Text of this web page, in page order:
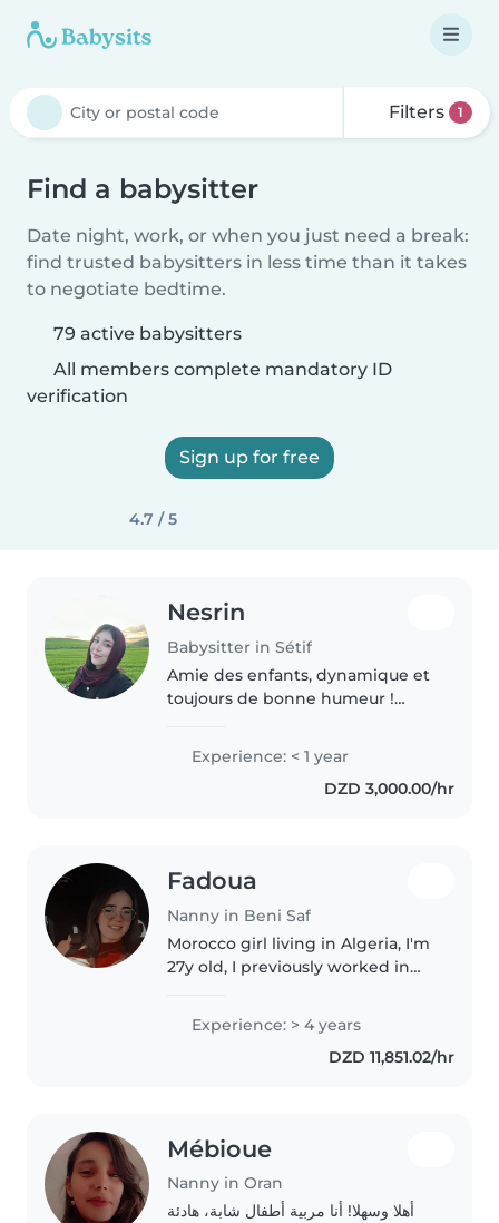
Filters 1
Find a babysitter
Date night, work, or when you just need a break:
find trusted babysitters in less time than it takes
to negotiate bedtime.
79 active babysitters
All members complete mandatory ID
verification
Sign up for free
4.7 / 5
Nesrin
Babysitter in Sétif
Amie des enfants, dynamique et
toujours de bonne humeur !
raconter des histoires et créer
des moments amusants tout en
assurant la sécurité et le confort..
Experience: < 1 year
DZD 3,000.00/hr
Fadoua
Nanny in Beni Saf
Morocco girl living in Algeria, I'm
27y old, I previously worked in
looking for a family from a
country where I don't need..
Experience: > 4 years
DZD 11,851.02/hr
Mébioue
Nanny in Oran
أهلا وسهلا! أنا مربية أطفال شابة، هادئة